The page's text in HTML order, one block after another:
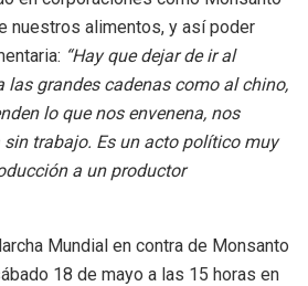
nuestros alimentos, y así poder
“Hay que dejar de ir al
las grandes cadenas como al chino,
lo que nos envenena, nos
sin trabajo. Es un acto político muy
a un productor
Mundial en contra de Monsanto
18 de mayo a las 15 horas en